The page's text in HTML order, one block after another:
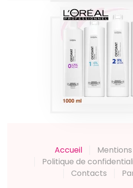
OXYDANT CRÈME
L'ORÉAL
Produits
Accueil
Politique de
Contacts